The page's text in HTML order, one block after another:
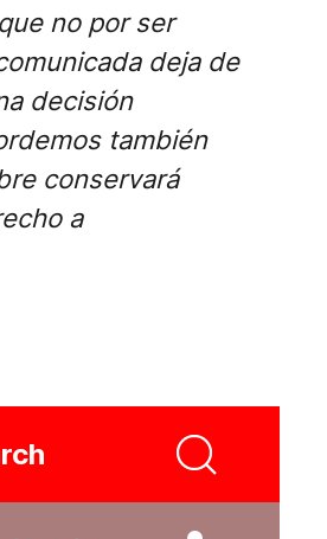
no por ser
deja de
decisión
también
conservará
a